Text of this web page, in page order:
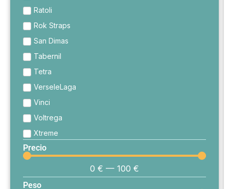
Ratoli
Rok Straps
San Dimas
Tabernil
Tetra
VerseleLaga
Vinci
Voltrega
Xtreme
Precio
0 € — 100 €
Peso